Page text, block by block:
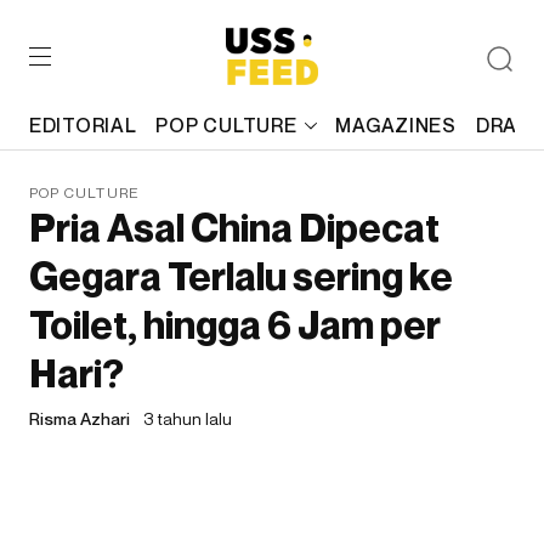
EDITORIAL POP CULTURE MAGAZINES
POP CULTURE
Pria Asal China Dipecat
Gegara Terlalu sering ke
Toilet, hingga 6 Jam per
Hari?
Risma Azhari 3 tahun lalu